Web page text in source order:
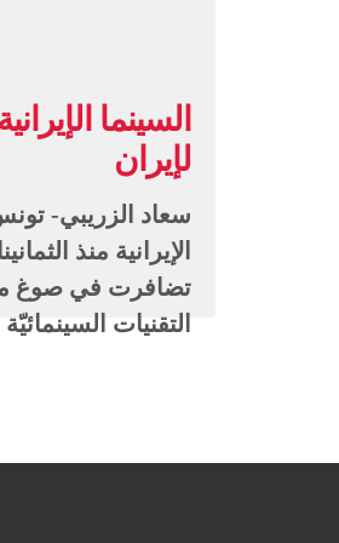
السينما
لإيران
سعاد الزريبي-
الإيرانية منذ
تضافرت في صوغ
التقنيات